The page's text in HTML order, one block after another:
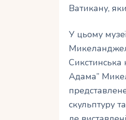
Ватикану,
У цьому
Адама”
скульптуру